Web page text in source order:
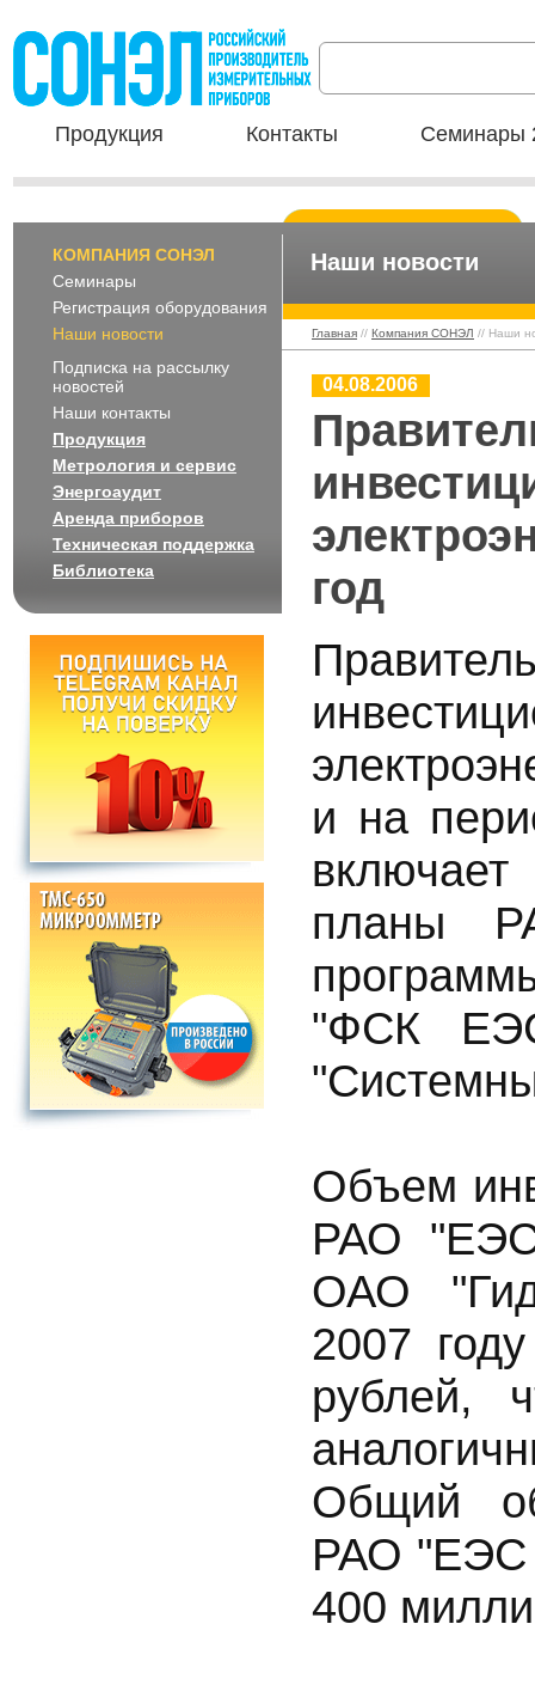
Продукция Контакты Семинары
КОМПАНИЯ СОНЭЛ
Семинары
Регистрация оборудования
Наши новости
Подписка на рассылку
новостей
Наши контакты
Продукция
Метрология и сервис
Энергоаудит
Аренда приборов
Техническая поддержка
Библиотека
Наши новости
Главная // Компания СОНЭЛ // Наши
04.08.2006
год
и на
планы
"ФСК
Объем
РАО
ОАО
2007
рублей,
Общий
РАО "ЕЭС
400